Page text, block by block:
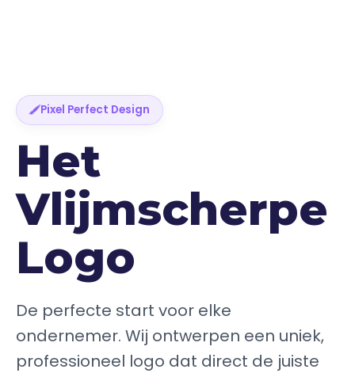
Pixel Perfect Design
Het
Vlijmscherpe
Logo
De perfecte start voor elke
ondernemer. Wij ontwerpen een uniek,
professioneel logo dat direct de juiste